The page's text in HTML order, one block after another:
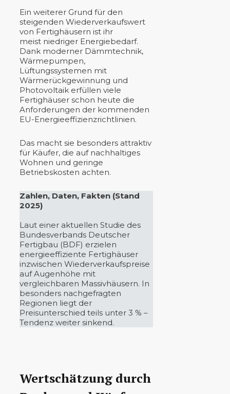
Ein weiterer Grund für den
steigenden Wiederverkaufswert
von Fertighäusern ist ihr
meist niedriger Energiebedarf.
Dank moderner Dämmtechnik,
Wärmepumpen,
Lüftungssystemen mit
Wärmerückgewinnung und
Photovoltaik erfüllen viele
Fertighäuser schon heute die
Anforderungen der kommenden
EU-Energieeffizienzrichtlinien.
Das macht sie besonders attraktiv
für Käufer, die auf nachhaltiges
Wohnen und geringe
Betriebskosten achten.
Zahlen, Daten, Fakten (Stand
2025)
Laut einer aktuellen Studie des
Bundesverbands Deutscher
Fertigbau (BDF) erzielen
energieeffiziente Fertighäuser
inzwischen Wiederverkaufspreise
auf Augenhöhe mit
vergleichbaren Massivhäusern. In
besonders nachgefragten
Regionen liegt der
Preisunterschied teils unter 3 % –
Tendenz weiter sinkend.
Wertschätzung durch